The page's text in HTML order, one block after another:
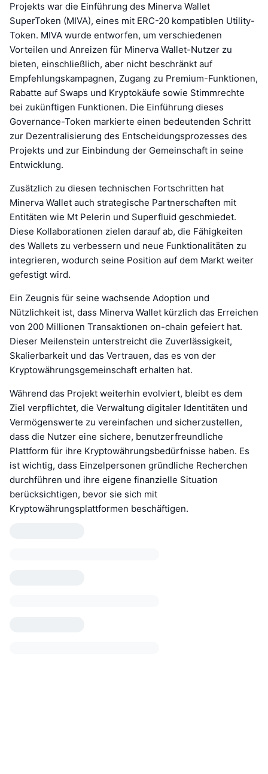
Projekts war die Einführung des Minerva Wallet
SuperToken (MIVA), eines mit ERC-20 kompatiblen Utility-
Token. MIVA wurde entworfen, um verschiedenen
Vorteilen und Anreizen für Minerva Wallet-Nutzer zu
bieten, einschließlich, aber nicht beschränkt auf
Empfehlungskampagnen, Zugang zu Premium-Funktionen,
Rabatte auf Swaps und Kryptokäufe sowie Stimmrechte
bei zukünftigen Funktionen. Die Einführung dieses
Governance-Token markierte einen bedeutenden Schritt
zur Dezentralisierung des Entscheidungsprozesses des
Projekts und zur Einbindung der Gemeinschaft in seine
Entwicklung.
Zusätzlich zu diesen technischen Fortschritten hat
Minerva Wallet auch strategische Partnerschaften mit
Entitäten wie Mt Pelerin und Superfluid geschmiedet.
Diese Kollaborationen zielen darauf ab, die Fähigkeiten
des Wallets zu verbessern und neue Funktionalitäten zu
integrieren, wodurch seine Position auf dem Markt weiter
gefestigt wird.
Ein Zeugnis für seine wachsende Adoption und
Nützlichkeit ist, dass Minerva Wallet kürzlich das Erreichen
von 200 Millionen Transaktionen on-chain gefeiert hat.
Dieser Meilenstein unterstreicht die Zuverlässigkeit,
Skalierbarkeit und das Vertrauen, das es von der
Kryptowährungsgemeinschaft erhalten hat.
Während das Projekt weiterhin evolviert, bleibt es dem
Ziel verpflichtet, die Verwaltung digitaler Identitäten und
Vermögenswerte zu vereinfachen und sicherzustellen,
dass die Nutzer eine sichere, benutzerfreundliche
Plattform für ihre Kryptowährungsbedürfnisse haben. Es
ist wichtig, dass Einzelpersonen gründliche Recherchen
durchführen und ihre eigene finanzielle Situation
berücksichtigen, bevor sie sich mit
Kryptowährungsplattformen beschäftigen.